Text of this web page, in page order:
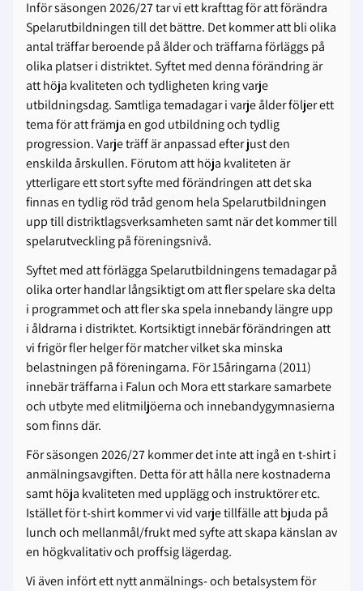
Inför säsongen 2026/27 tar vi ett krafttag för att förändra
Spelarutbildningen till det bättre. Det kommer att bli olika
antal träffar beroende på ålder och träffarna förläggs på
olika platser i distriktet. Syftet med denna förändring är
att höja kvaliteten och tydligheten kring varje
utbildningsdag. Samtliga temadagar i varje ålder följer ett
tema för att främja en god utbildning och tydlig
progression. Varje träff är anpassad efter just den
enskilda årskullen. Förutom att höja kvaliteten är
ytterligare ett stort syfte med förändringen att det ska
finnas en tydlig röd tråd genom hela Spelarutbildningen
upp till distriktlagsverksamheten samt när det kommer till
spelarutveckling på föreningsnivå.
Syftet med att förlägga Spelarutbildningens temadagar på
olika orter handlar långsiktigt om att fler spelare ska delta
i programmet och att fler ska spela innebandy längre upp
i åldrarna i distriktet. Kortsiktigt innebär förändringen att
vi frigör fler helger för matcher vilket ska minska
belastningen på föreningarna. För 15åringarna (2011)
innebär träffarna i Falun och Mora ett starkare samarbete
och utbyte med elitmiljöerna och innebandygymnasierna
som finns där.
För säsongen 2026/27 kommer det inte att ingå en t-shirt i
anmälningsavgiften. Detta för att hålla nere kostnaderna
samt höja kvaliteten med upplägg och instruktörer etc.
Istället för t-shirt kommer vi vid varje tillfälle att bjuda på
lunch och mellanmål/frukt med syfte att skapa känslan av
en högkvalitativ och proffsig lägerdag.
Vi även infört ett nytt anmälnings- och betalsystem för